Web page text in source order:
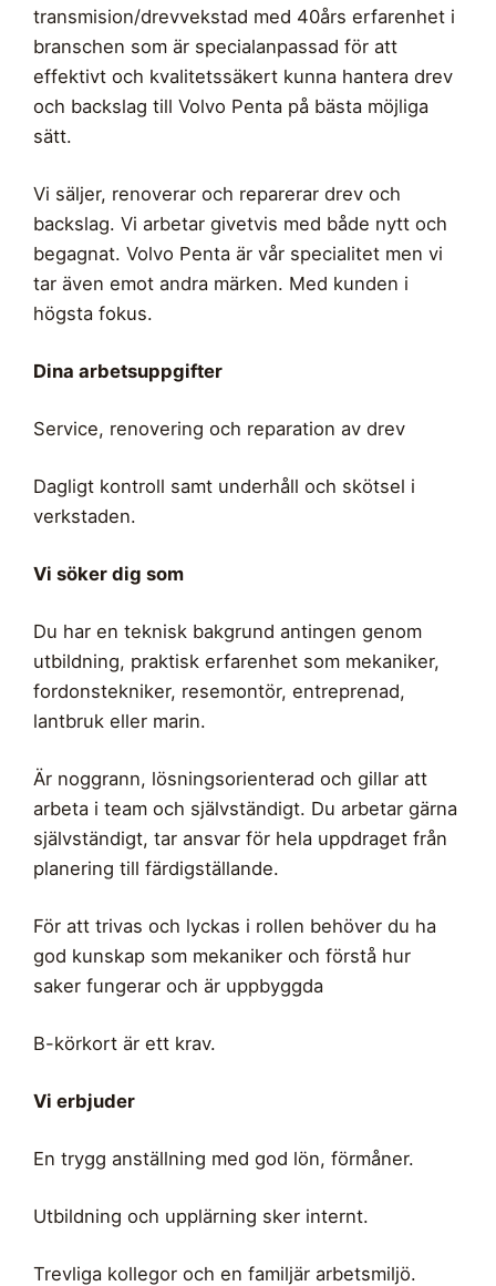
transmision/drevvekstad med 40års erfarenhet i
branschen som är specialanpassad för att
effektivt och kvalitetssäkert kunna hantera drev
och backslag till Volvo Penta på bästa möjliga
sätt.
Vi säljer, renoverar och reparerar drev och
backslag. Vi arbetar givetvis med både nytt och
begagnat. Volvo Penta är vår specialitet men vi
tar även emot andra märken. Med kunden i
högsta fokus.
Dina arbetsuppgifter
Service, renovering och reparation av drev
Dagligt kontroll samt underhåll och skötsel i
verkstaden.
Vi söker dig som
Du har en teknisk bakgrund antingen genom
utbildning, praktisk erfarenhet som mekaniker,
fordonstekniker, resemontör, entreprenad,
lantbruk eller marin.
Är noggrann, lösningsorienterad och gillar att
arbeta i team och självständigt. Du arbetar gärna
självständigt, tar ansvar för hela uppdraget från
planering till färdigställande.
För att trivas och lyckas i rollen behöver du ha
god kunskap som mekaniker och förstå hur
saker fungerar och är uppbyggda
B-körkort är ett krav.
Vi erbjuder
En trygg anställning med god lön, förmåner.
Utbildning och upplärning sker internt.
Trevliga kollegor och en familjär arbetsmiljö.